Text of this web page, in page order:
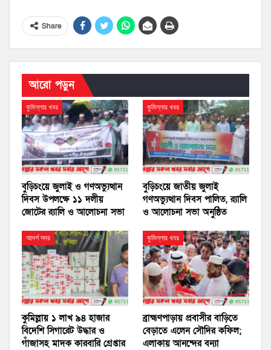
Share
আরো পড়ুন
কুমিল্লার খবর
বুড়িচংয়ে জুলাই ও গণঅভ্যুত্থান
দিবস উপলক্ষে ১১ দলীয়
জোটের র‍্যালি ও আলোচনা সভা
কুমিল্লার খবর
বুড়িচংয়ে জাতীয় জুলাই
গণঅভ্যুত্থান দিবস পালিত, র‍্যালি
ও আলোচনা সভা অনুষ্ঠিত
আদর্শ সদর
কুমিল্লায় ১ লাখ ৯৪ হাজার
বিদেশি সিগারেট উদ্ধার ও
গাঁজাসহ মাদক কারবারি গ্রেপ্তার
কুমিল্লার খবর
ব্রাহ্মণপাড়ায় প্রবাসীর বাড়িতে
বেড়াতে এলেন সৌদির কফিল;
এলাকায় আনন্দের বন্যা